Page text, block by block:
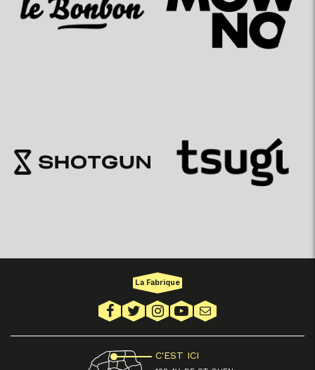
La Fabrique
C'EST ICI